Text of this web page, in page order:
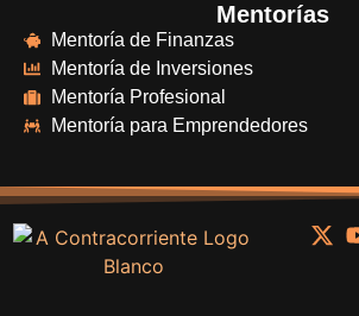
Mentorías
Mentoría de Finanzas
Mentoría de Inversiones
Mentoría Profesional
Mentoría para Emprendedores